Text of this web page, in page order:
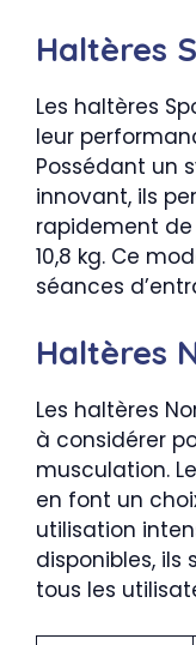
Haltères
Les haltères
leur
Possédant un
innovant, ils
rapidement de
10,8 kg. Ce
séances
Haltères
Les haltères
à considérer
musculation.
en font un
utilisation
disponibles, ils
tous les